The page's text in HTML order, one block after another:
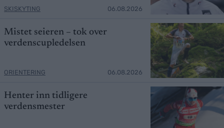
SKISKYTING 06.08.2026
Mistet seieren – tok over
verdenscupledelsen
ORIENTERING 06.08.2026
Henter inn tidligere
verdensmester